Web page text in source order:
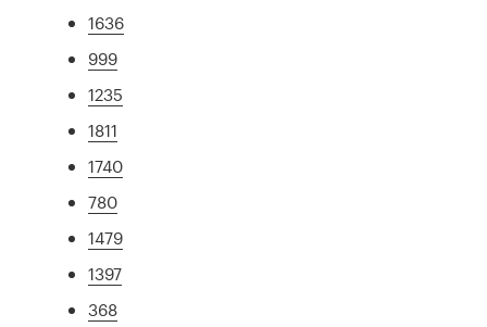
1636
999
1235
1811
1740
780
1479
1397
368